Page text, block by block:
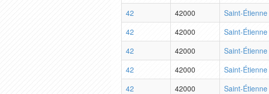
42
42000 Saint-Étienne
42
42000 Saint-Étienne
42
42000 Saint-Étienne
42
42000 Saint-Étienne
42
42000 Saint-Étienne